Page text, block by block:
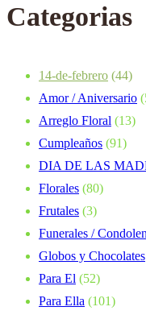
Categorias
14-de-febrero (44)
Amor / Aniversario
Arreglo Floral (13)
Cumpleaños (91)
DIA DE LAS
Florales (80)
Frutales (3)
Funerales /
Globos y Chocolates
Para El (52)
Para Ella (101)